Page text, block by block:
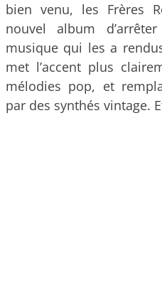
bien venu, les Frères
nouvel album
musique qui les a
met l’accent plus
mélodies pop, et
par des synthés vintage.